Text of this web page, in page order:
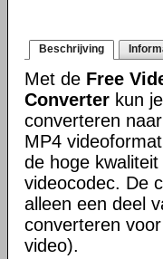
Beschrijving
Met de Free
Converter kun
converteren
MP4
de hoge
videocodec. De
alleen een deel
converteren
video).